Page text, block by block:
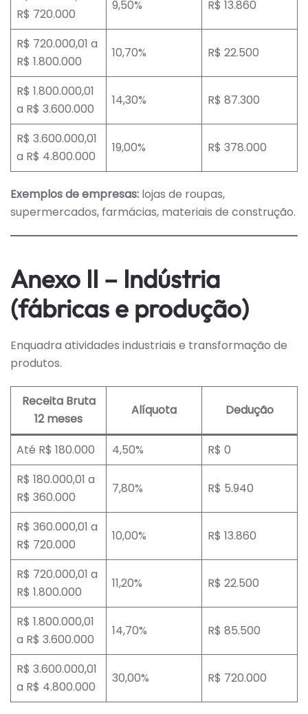
R$ 720.000
9,50% R$ 13.860
R$ 720.000,01 a
R$ 1.800.000
10,70% R$ 22.500
R$ 1.800.000,01
a R$ 3.600.000
14,30% R$ 87.300
R$ 3.600.000,01
a R$ 4.800.000
19,00% R$ 378.000
Exemplos de empresas: lojas de roupas,
supermercados, farmácias, materiais de construção.
Anexo II – Indústria
(fábricas e produção)
Enquadra atividades industriais e transformação de
produtos.
Receita Bruta
12 meses
Alíquota Dedução
Até R$ 180.000 4,50%
R$ 0
R$ 180.000,01 a
R$ 360.000
7,80% R$ 5.940
R$ 360.000,01 a
R$ 720.000
10,00% R$ 13.860
R$ 720.000,01 a
R$ 1.800.000
11,20% R$ 22.500
R$ 1.800.000,01
a R$ 3.600.000
14,70% R$ 85.500
R$ 3.600.000,01
a R$ 4.800.000
30,00% R$ 720.000